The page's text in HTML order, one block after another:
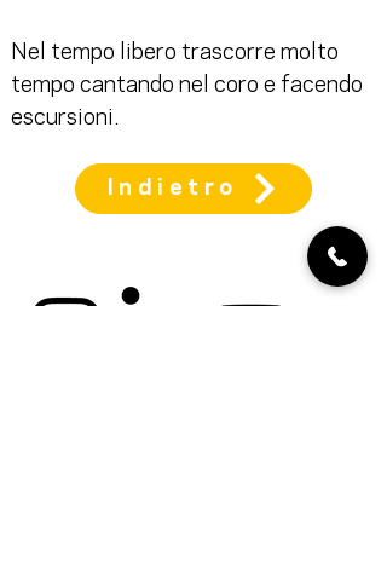
Nel tempo libero trascorre molto
tempo cantando nel coro e facendo
escursioni.
Indietro